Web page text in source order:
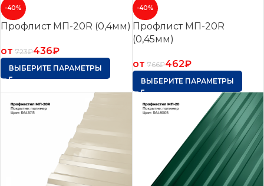
-40%
Профлист МП-20R (0,4мм)
от 723₽436₽
ВЫБЕРИТЕ ПАРАМЕТРЫ
-40%
Профлист МП-20R
(0,45мм)
от 766₽462₽
ВЫБЕРИТЕ ПАРАМЕТРЫ